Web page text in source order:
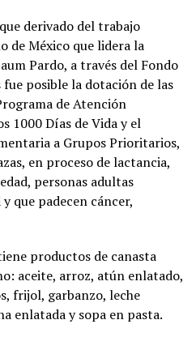
derivado del trabajo
de México que lidera la
Pardo, a través del Fondo
posible la dotación de las
de Atención
1000 Días de Vida y el
a Grupos Prioritarios,
en proceso de lactancia,
personas adultas
que padecen cáncer,
productos de canasta
aceite, arroz, atún enlatado,
frijol, garbanzo, leche
enlatada y sopa en pasta.